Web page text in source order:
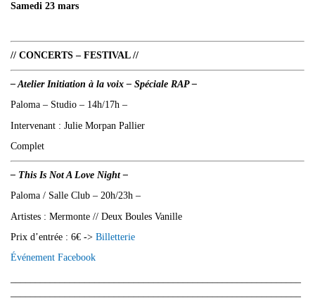
Samedi 23 mars
// CONCERTS – FESTIVAL //
– Atelier Initiation à la voix – Spéciale RAP –
Paloma – Studio – 14h/17h –
Intervenant : Julie Morpan Pallier
Complet
– This Is Not A Love Night –
Paloma / Salle Club – 20h/23h –
Artistes : Mermonte // Deux Boules Vanille
Prix d’entrée : 6€ -> Billetterie
Événement Facebook